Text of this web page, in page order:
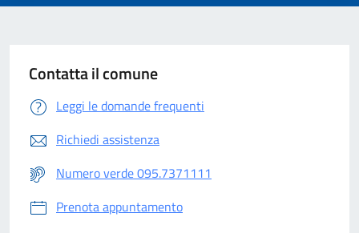
Contatta il comune
Leggi le domande frequenti
Richiedi assistenza
Numero verde 095.7371111
Prenota appuntamento